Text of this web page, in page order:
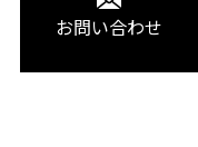
お問い合わせ